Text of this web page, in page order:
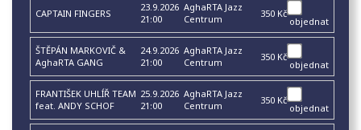
CAPTAIN FINGERS
23.9.2026
21:00
AghaRTA Jazz
Centrum
350 Kč
objednat
ŠTĚPÁN MARKOVIČ &
AghaRTA GANG
24.9.2026
21:00
AghaRTA Jazz
Centrum
350 Kč
objednat
FRANTIŠEK UHLÍŘ TEAM
feat. ANDY SCHOF
25.9.2026
21:00
AghaRTA Jazz
Centrum
350 Kč
objednat